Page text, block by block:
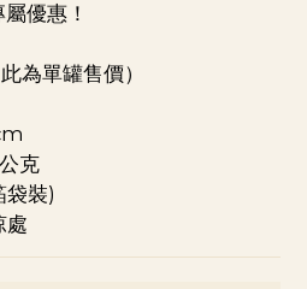
優惠！
為單罐售價）
克
袋裝)
處